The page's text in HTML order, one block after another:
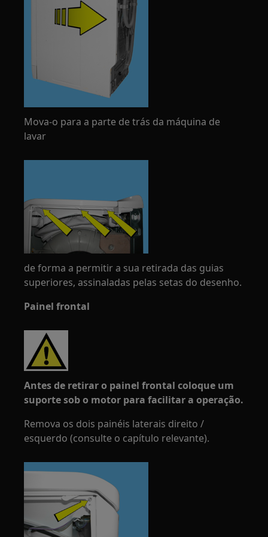
Mova-o para a parte de trás da máquina de
lavar
de forma a permitir a sua retirada das guias
superiores, assinaladas pelas setas do desenho.
Painel frontal
Antes de retirar o painel frontal coloque um
suporte sob o motor para facilitar a operação.
Remova os dois painéis laterais direito /
esquerdo (consulte o capítulo relevante).